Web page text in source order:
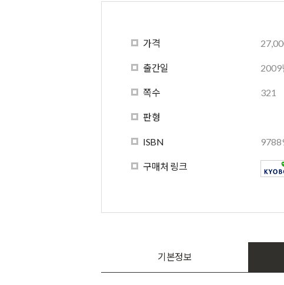
가격
출간일 2009
쪽수 321
판형
ISBN
구매처 링크
기본정보